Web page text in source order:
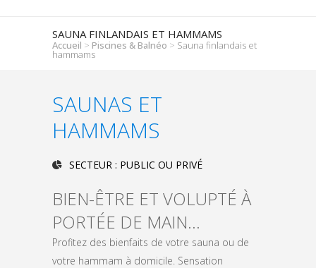
SAUNA FINLANDAIS ET HAMMAMS
Accueil > Piscines & Balnéo > Sauna finlandais et
hammams
SAUNAS ET
HAMMAMS
SECTEUR : PUBLIC OU PRIVÉ
BIEN-ÊTRE ET VOLUPTÉ À
PORTÉE DE MAIN…
Profitez des bienfaits de votre sauna ou de
votre hammam à domicile. Sensation